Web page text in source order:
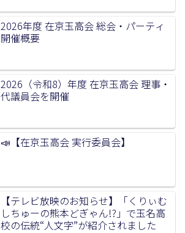
2026年度 在京玉高会 総会・パーティ
開催概要
2026（令和8）年度 在京玉高会 理事・
代議員会を開催
📣【在京玉高会 実行委員会】
【テレビ放映のお知らせ】「くりぃむ
しちゅーの熊本どぎゃん!?」で玉名高
校の伝統“人文字”が紹介されました